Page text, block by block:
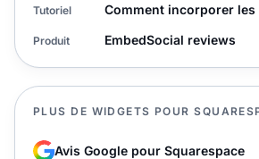
Tutoriel Comment incorporer les
Produit EmbedSocial reviews
PLUS DE WIDGETS POUR
Avis Google pour Squarespace